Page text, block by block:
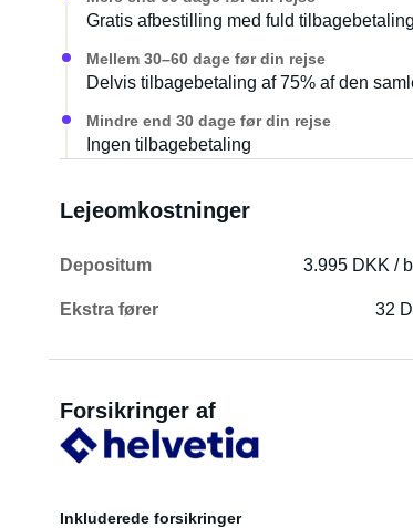
Gratis afbestilling med fuld tilbagebetaling
Mellem 30–60 dage før din rejse
Delvis tilbagebetaling af 75% af den
Mindre end 30 dage før din rejse
Ingen tilbagebetaling
Lejeomkostninger
Depositum 3.995 DKK /
Ekstra fører 32
Forsikringer af
Inkluderede forsikringer